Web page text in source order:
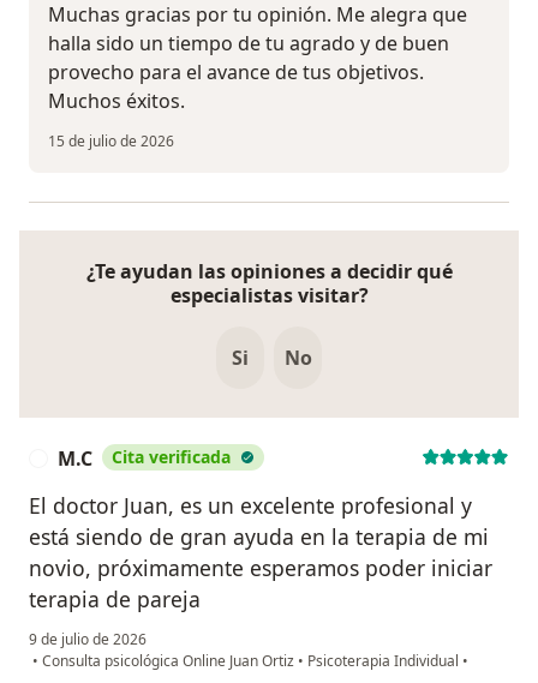
Muchas gracias por tu opinión. Me alegra que
halla sido un tiempo de tu agrado y de buen
provecho para el avance de tus objetivos.
Muchos éxitos.
15 de julio de 2026
¿Te ayudan las opiniones a decidir qué
especialistas visitar?
Si No
M.C Cita verificada
El doctor Juan, es un excelente profesional y
está siendo de gran ayuda en la terapia de mi
novio, próximamente esperamos poder iniciar
terapia de pareja
9 de julio de 2026
• Consulta psicológica Online Juan Ortiz • Psicoterapia Individual •